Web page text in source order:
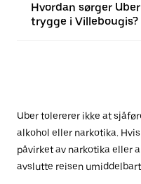
Hvordan sørger
trygge i Villebougis?
Uber tolererer ikke at
alkohol eller narkotika.
påvirket av narkotika eller
avslutte reisen